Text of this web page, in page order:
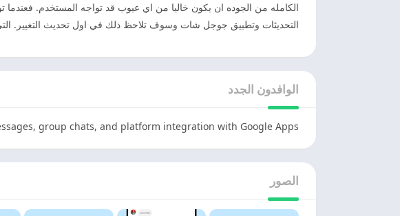
الكامله من الجوده ان يكون خاليا من اي عيوب قد تواجه المستخدم.
التحديثات وتطبيق جوجل شات وسوف تلاحظ ذلك في اول تحديث التغيير.
الوافدون الجدد
group chats, and platform integration with Google Apps
الصور